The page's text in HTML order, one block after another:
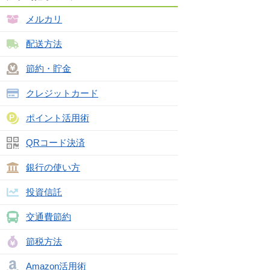
メルカリ
配送方法
節約・貯金
クレジットカード
ポイント活用術
QRコード決済
銀行の使い方
投資信託
交通費節約
節税方法
Amazon活用術